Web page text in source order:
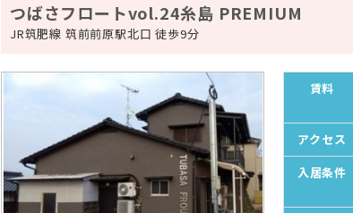
つばさフロートvol.24糸島 PREMIUM
JR筑肥線 筑前前原駅北口 徒歩9分
賃料
アクセス
入居条件